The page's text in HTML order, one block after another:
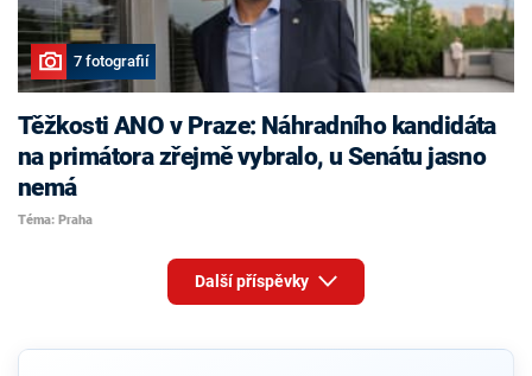
7 fotografií
Těžkosti ANO v Praze: Náhradního kandidáta
na primátora zřejmě vybralo, u Senátu jasno
nemá
Téma: Praha
Další příspěvky